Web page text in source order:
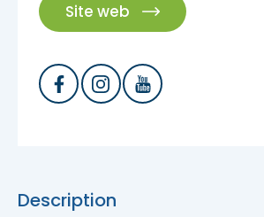
Site web
Description